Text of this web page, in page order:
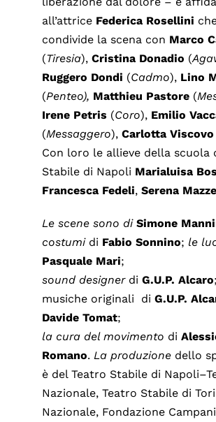
all’attrice Federica Rosellini
condivide la scena con Marco
(Tiresia), Cristina Donadio (
Ruggero Dondi (Cadmo), Lino
(Penteo), Matthieu Pastore (
Irene Petris (Coro), Emilio
(Messaggero), Carlotta Viscovo
Con loro le allieve della scuola
Stabile di Napoli Marialuisa
Francesca Fedeli, Serena
Le scene sono di Simone
costumidi Fabio Sonnino; le
Pasquale Mari;
sound designerdi G.U.P. Alcaro
musiche originali di G.U.P.
Davide Tomat;
la cura del movimento di
Romano. La produzione dello
è del Teatro Stabile di
Nazionale, Teatro Stabile di
Nazionale, Fondazione